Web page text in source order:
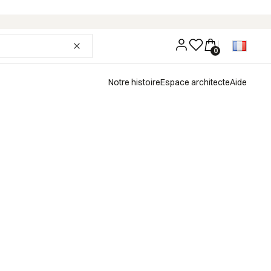
Notre histoireEspace architecteAide